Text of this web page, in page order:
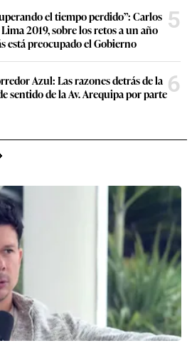
el tiempo perdido”: Carlos
2019, sobre los retos a un año
está preocupado el Gobierno
5
Azul: Las razones detrás de la
sentido de la Av. Arequipa por parte6